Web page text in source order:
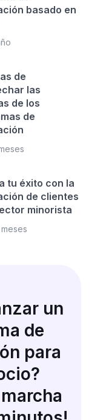
basado en
de
las
de los
de
tu éxito con la
de clientes
minorista
un
de
para